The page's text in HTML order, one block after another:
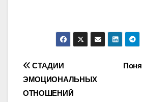
Post
navigation
СТАДИИ
ЭМОЦИОНАЛЬНЫХ
ОТНОШЕНИЙ